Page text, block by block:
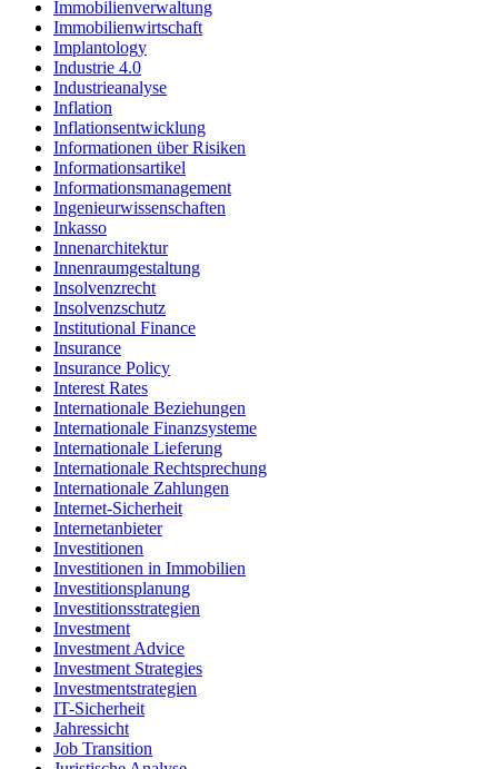
Immobilienverwaltung
Immobilienwirtschaft
Implantology
Industrie 4.0
Industrieanalyse
Inflation
Inflationsentwicklung
Informationen über Risiken
Informationsartikel
Informationsmanagement
Ingenieurwissenschaften
Inkasso
Innenarchitektur
Innenraumgestaltung
Insolvenzrecht
Insolvenzschutz
Institutional Finance
Insurance
Insurance Policy
Interest Rates
Internationale Beziehungen
Internationale Finanzsysteme
Internationale Lieferung
Internationale Rechtsprechung
Internationale Zahlungen
Internet-Sicherheit
Internetanbieter
Investitionen
Investitionen in Immobilien
Investitionsplanung
Investitionsstrategien
Investment
Investment Advice
Investment Strategies
Investmentstrategien
IT-Sicherheit
Jahressicht
Job Transition